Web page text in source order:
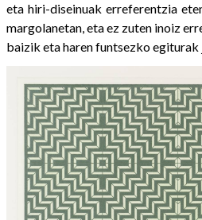
eta hiri-diseinuak erreferentzia
margolanetan, eta ez zuten inoiz
baizik eta haren funtsezko egiturak